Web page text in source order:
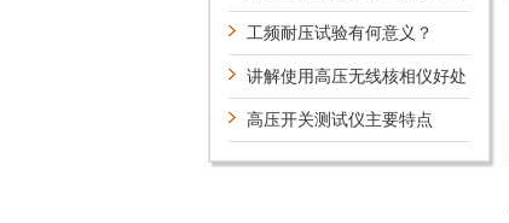
小觑工频耐压试验有何意义？
讲解使用高压无线核相仪好处
高压开关测试仪主要特点